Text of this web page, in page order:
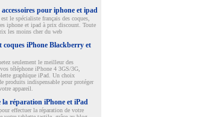
pour iphone et ipad
le spécialiste français des coques,
iphone et ipad à prix discount. Toute
les moins cher du web
coques iPhone Blackberry et
seulement le meilleur des
téléphone iPhone 4 3GS/3G,
graphique iPad. Un choix
produits indispensable pour protéger
appareil.
la réparation iPhone et iPad
effectuer la réparation de votre